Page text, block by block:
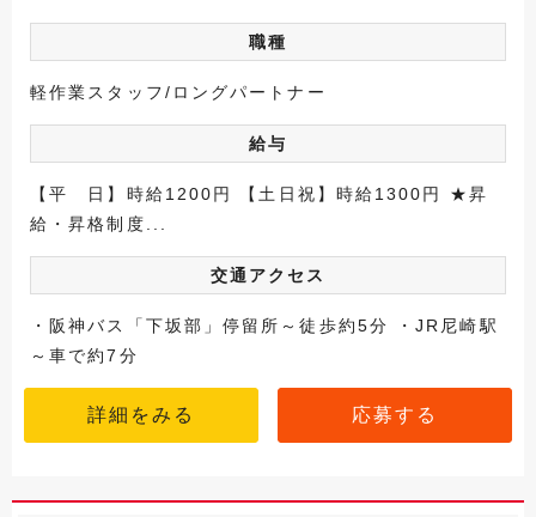
職種
軽作業スタッフ/ロングパートナー
給与
【平 日】時給1200円 【土日祝】時給1300円 ★昇
給・昇格制度...
交通アクセス
・阪神バス「下坂部」停留所～徒歩約5分 ・JR尼崎駅
～車で約7分
詳細をみる 応募する